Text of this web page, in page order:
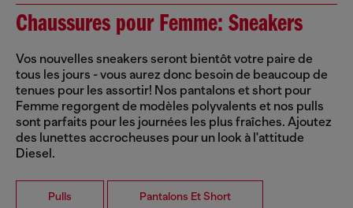
Chaussures pour Femme: Sneakers
Vos nouvelles sneakers seront bientôt votre paire de
tous les jours - vous aurez donc besoin de beaucoup de
tenues pour les assortir! Nos pantalons et short pour
Femme regorgent de modèles polyvalents et nos pulls
sont parfaits pour les journées les plus fraîches. Ajoutez
des lunettes accrocheuses pour un look à l'attitude
Diesel.
Pulls Pantalons Et Short